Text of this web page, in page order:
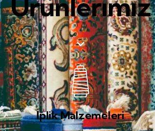
Ürünlerimiz
İplik Malzemeleri